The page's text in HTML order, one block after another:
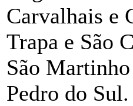
Carvalhais e
Trapa e São
São
Pedro do Sul.